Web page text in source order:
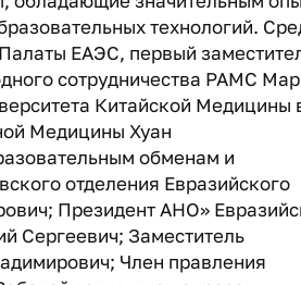
технологий.
ЕАЭС, первый
сотрудничества РАМС
Китайской Медицины
Медицины Хуан
обменам и
отделения Евразийского
Президент АНО»
Сергеевич; Заместитель
Член правления